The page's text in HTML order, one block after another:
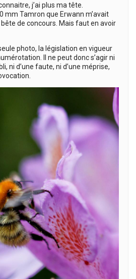
j’ai plus ma tête.
mm Tamron que Erwann m’avait
bête de concours. Mais faut en avoir
photo, la législation en vigueur
Il ne peut donc s’agir ni
ni d’une faute, ni d’une méprise,